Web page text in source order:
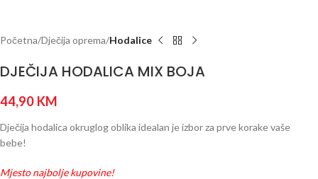
Početna Dječija oprema Hodalice
DJEČIJA HODALICA MIX BOJA
44,90 KM
Dječija hodalica okruglog oblika idealan je izbor za prve korake vaše
bebe!
Mjesto najbolje kupovine!